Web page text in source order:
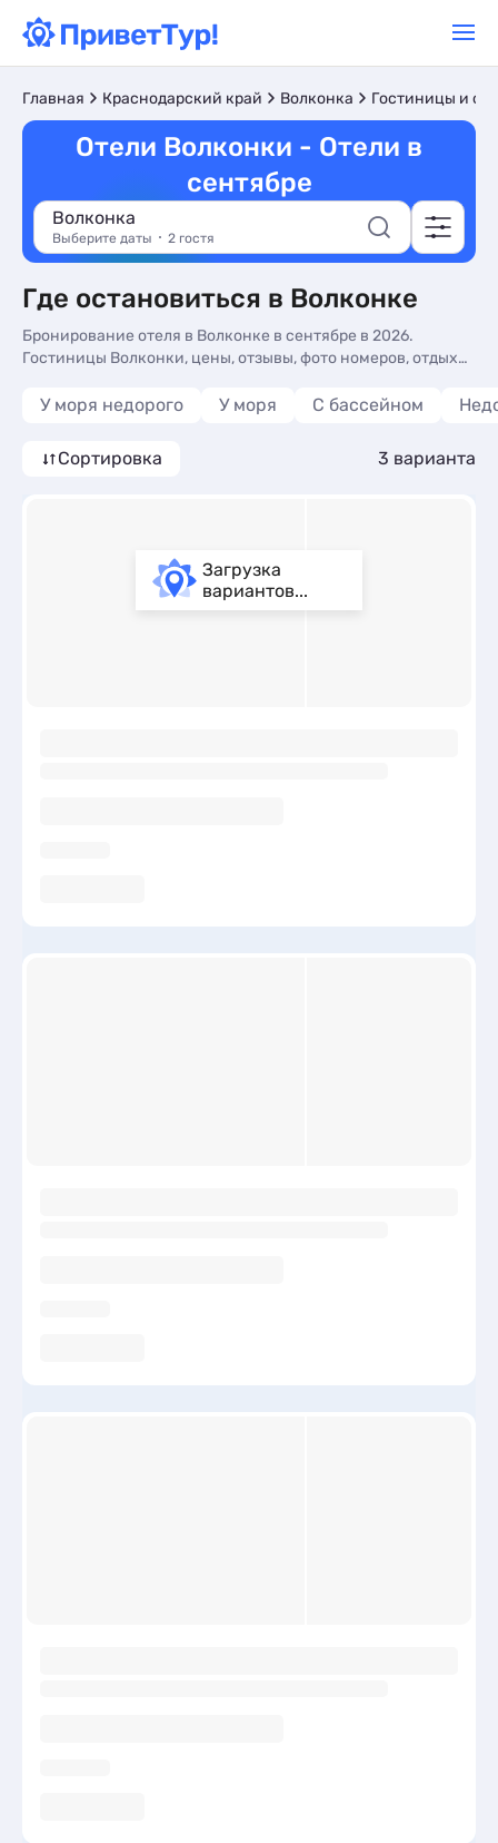
Главная Краснодарский край Волконка Гостиницы и
Отели Волконки - Отели в
сентябре
Волконка
Выберите даты 2 гостя
Где остановиться в Волконке
Бронирование отеля в Волконке в сентябре в 2026.
Гостиницы Волконки, цены, отзывы, фото номеров, отдых
У моря недорого У моря С бассейном
Сортировка 3 варианта
Загрузка
вариантов...